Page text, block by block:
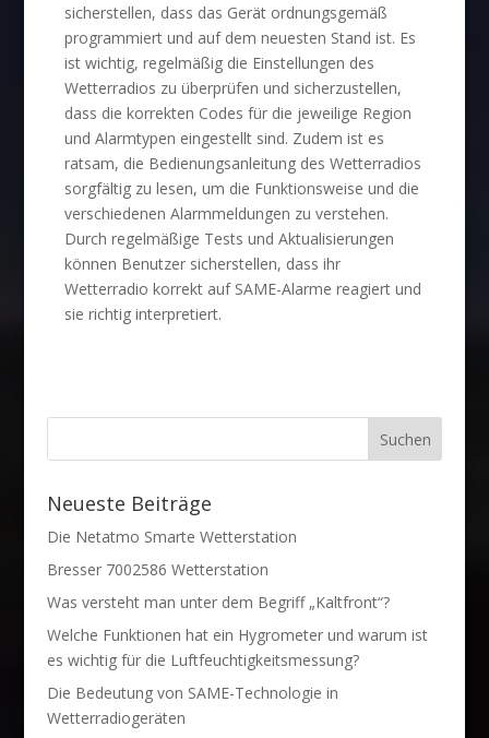
sicherstellen, dass das Gerät ordnungsgemäß
programmiert und auf dem neuesten Stand ist. Es
ist wichtig, regelmäßig die Einstellungen des
Wetterradios zu überprüfen und sicherzustellen,
dass die korrekten Codes für die jeweilige Region
und Alarmtypen eingestellt sind. Zudem ist es
ratsam, die Bedienungsanleitung des Wetterradios
sorgfältig zu lesen, um die Funktionsweise und die
verschiedenen Alarmmeldungen zu verstehen.
Durch regelmäßige Tests und Aktualisierungen
können Benutzer sicherstellen, dass ihr
Wetterradio korrekt auf SAME-Alarme reagiert und
sie richtig interpretiert.
Neueste Beiträge
Die Netatmo Smarte Wetterstation
Bresser 7002586 Wetterstation
Was versteht man unter dem Begriff „Kaltfront“?
Welche Funktionen hat ein Hygrometer und warum ist
es wichtig für die Luftfeuchtigkeitsmessung?
Die Bedeutung von SAME-Technologie in
Wetterradiogeräten